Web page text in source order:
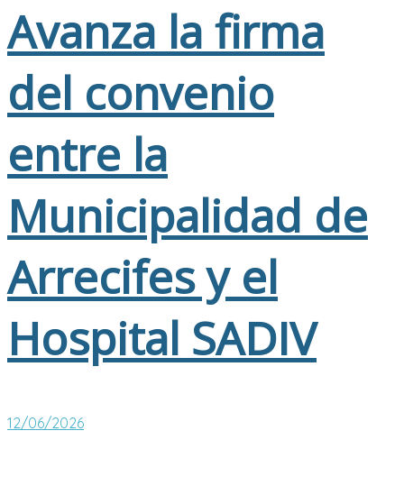
Avanza la firma
del convenio
entre la
Municipalidad de
Arrecifes y el
Hospital SADIV
12/06/2026